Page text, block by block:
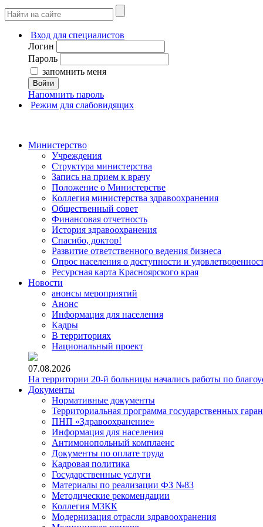
Вход для специалистов
Логин
Пароль
запомнить меня
Войти
Напомнить пароль
Режим для слабовидящих
Министерство
Учреждения
Структура министерства
Запись на прием к врачу
Положение о Министерстве
Коллегия министерства здравоохранения
Общественный совет
Финансовая отчетность
История здравоохранения
Спасибо, доктор!
Развитие ответственного ведения бизнеса
Опрос населения о доступности и
Ресурсная карта Красноярского края
Новости
анонсы мероприятий
Анонс
Информация для населения
Кадры
В территориях
Национальный проект
07.08.2026
На территории 20-й больницы начались работы по
Документы
Нормативные документы
Территориальная программа государственных
ПНП «Здравоохранение»
Информация для населения
Антимонопольный комплаенс
Документы по оплате труда
Кадровая политика
Государственные услуги
Материалы по реализации ФЗ №83
Методические рекомендации
Коллегия МЗКК
Модернизация отрасли здравоохранения